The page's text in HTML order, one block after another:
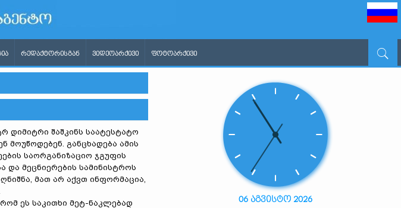
ᲠᲔᲓᲐᲥᲢᲝᲠᲘᲡᲒᲐᲜ ᲕᲘᲓᲔᲝᲐᲠᲥᲘᲕᲘ ᲤᲝᲢᲝᲐᲠᲥᲘᲕᲘ
დიმიტრი შაშკინს საატესტატო
მოუწოდებენ. განცხადება ამის
საორგანიზაციო ჯგუფის
და მეცნიერების სამინისტროს
მათ არ აქვთ ინფორმაცია,
ეს საკითხი მეტ-ნაკლებად
06 აგვისტო 2026